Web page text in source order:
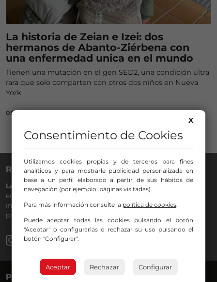
La historia de Zeian e Izei: dos
hermanos de Abanto-Ziérbena con
una enfermedad unica en el mundo
Tienen una mutación en el gen SED2, una condición ultra
rara que solo comparten con otros dos niños en Nueva
York
05/03/2025
RADIO NERVIÓN
La Gran Familia desde hace 40 años en la 88.0
emisora de Bilbao para todos los públicos, con Más Música,
información a menos cinco, deportes, tráfico y la
participación de los oyentes.
PROGRAMAS
X
Consentimiento de Cookies
Utilizamos cookies propias y de terceros para fines
analíticos y para mostrarle publicidad personalizada en
base a un perfil elaborado a partir de sus hábitos de
navegación (por ejemplo, páginas visitadas).
Para más información consulte la política de cookies.
Puede aceptar todas las cookies pulsando el botón
"Aceptar" o configurarlas o rechazar su uso pulsando el
botón "Configurar".
Aceptar Rechazar Configurar